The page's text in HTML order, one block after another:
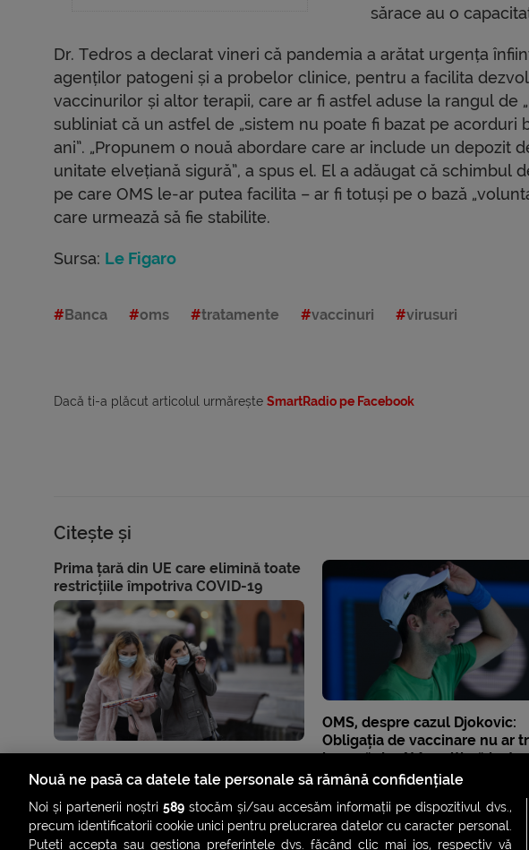
sărace au o
Dr. Tedros a declarat vineri că pandemia a arătat urgența
agenților patogeni și a probelor clinice, pentru a facilita
vaccinurilor și altor terapii, care ar fi astfel aduse la rangul de
subliniat că un astfel de „sistem nu poate fi bazat pe
ani”. „Propunem o nouă abordare care ar include un depozit
unitate elvețiană sigură”, a spus el. El a adăugat că schimbul
pe care OMS le-ar putea facilita – ar fi totuși pe o bază
care urmează să fie stabilite.
Sursa: Le Figaro
Banca oms tratamente vaccinuri virusuri
Dacă ti-a plăcut articolul urmărește SmartRadio pe Facebook
Citește și
Prima țară din UE care elimină toate
restricțiile împotriva COVID-19
OMS, despre cazul Djokovic:
Obligația de vaccinare nu ar
impusă decât în „ultimă
Nouă ne pasă ca datele tale personale să rămână confidențiale
Noi și partenerii noștri589 stocăm și/sau accesăm informații pe dispozitivul dvs.,
precum identificatorii cookie unici pentru prelucrarea datelor cu caracter personal.
Puteți accepta sau gestiona preferințele dvs. făcând clic mai jos, respectiv vă